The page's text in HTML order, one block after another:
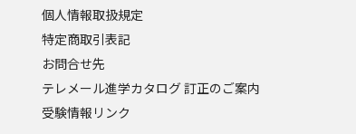
資料検索
個人情報取扱規定
特定商取引表記
お問合せ先
テレメール進学カタログ 訂正のご案内
受験情報リンク